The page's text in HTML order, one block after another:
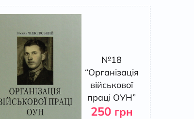
№18
“Організація
військової
праці ОУН”
250 грн